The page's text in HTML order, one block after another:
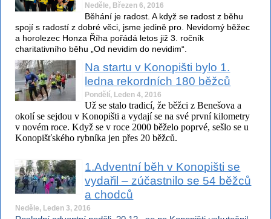
Neděle, Březen 6, 2016
Běhání je radost. A když se radost z běhu
spojí s radostí z dobré věci, jsme jedině pro. Nevidomý běžec
a horolezec Honza Říha pořádá letos již 3. ročník
charitativního běhu „Od nevidim do nevidim“.
Na startu v Konopišti bylo 1.
ledna rekordních 180 běžců
Pondělí, Leden 4, 2016
Už se stalo tradicí, že běžci z Benešova a
okolí se sejdou v Konopišti a vydají se na své první kilometry
v novém roce. Když se v roce 2000 běželo poprvé, sešlo se u
Konopišťského rybníka jen přes 20 běžců.
1.Adventní běh v Konopišti se
vydařil – zúčastnilo se 54 běžců
a chodců
Neděle, Leden 3, 2016